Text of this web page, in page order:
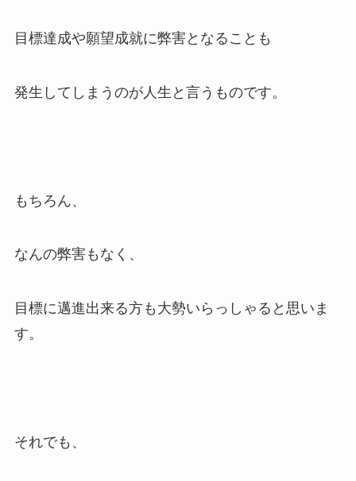
目標達成や願望成就に弊害となることも
発生してしまうのが人生と言うものです。
もちろん、
なんの弊害もなく、
目標に邁進出来る方も大勢いらっしゃると思いま
す。
それでも、